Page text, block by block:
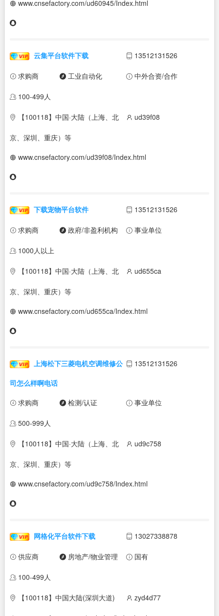
www.cnsefactory.com/ud60945/Index.html
云集平台软件下载 13512131526
求购商 工业自动化 中外合资/合作
100-499人
【100118】中国·大陆（上海、北
京、深圳、重庆）等
ud39f08
www.cnsefactory.com/ud39f08/Index.html
下载宠物平台软件 13512131526
求购商 政府/非盈利机构 事业单位
1000人以上
【100118】中国·大陆（上海、北
京、深圳、重庆）等
ud655ca
www.cnsefactory.com/ud655ca/Index.html
上海松下三菱电机空调维修公
司怎么样啊电话
13512131526
求购商 检测/认证 事业单位
500-999人
【100118】中国·大陆（上海、北
京、深圳、重庆）等
ud9c758
www.cnsefactory.com/ud9c758/Index.html
网格化平台软件下载 13027338878
供应商 房地产/物业管理 国有
100-499人
【100118】中国大陆(深圳大道) zyd4d77